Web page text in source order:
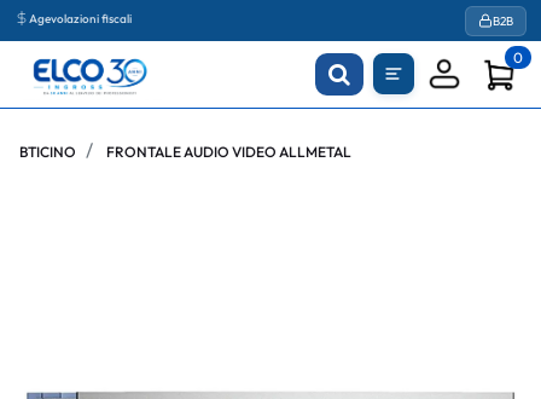
Agevolazioni fiscali B2B
0
BTICINO FRONTALE AUDIO VIDEO ALLMETAL